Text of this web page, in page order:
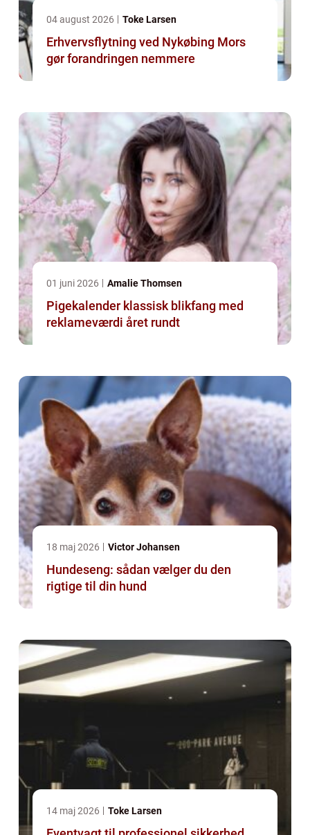
04 august 2026 Toke Larsen
Erhvervsflytning ved Nykøbing Mors
gør forandringen nemmere
01 juni 2026 Amalie Thomsen
Pigekalender klassisk blikfang med
reklameværdi året rundt
18 maj 2026 Victor Johansen
Hundeseng: sådan vælger du den
rigtige til din hund
14 maj 2026 Toke Larsen